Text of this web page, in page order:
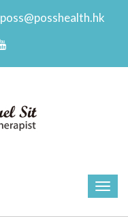
poss@posshealth.hk